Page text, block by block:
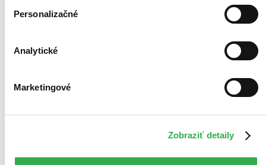
Personalizačné
Analytické
Marketingové
Zobraziť detaily